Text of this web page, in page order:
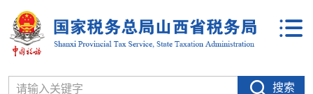
搜索